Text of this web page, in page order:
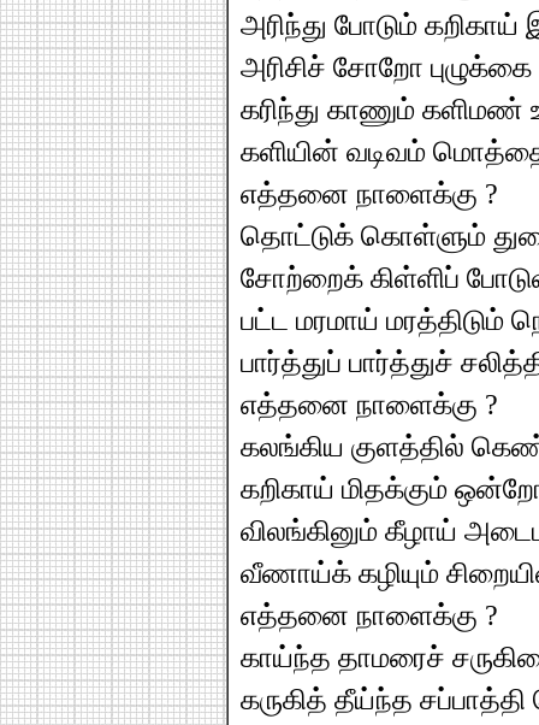
அரிந்து போடும்
அரிசிச் சோறோ
கரிந்து காணும்
களியின் வடிவம்
எத்தனை நாளைக்கு ?
தொட்டுக் கொள்ளும்
சோற்றைக் கிள்ளிப்
பட்ட மரமாய் மரத்திடும்
பார்த்துப் பார்த்துச்
எத்தனை நாளைக்கு ?
கலங்கிய குளத்தில்
கறிகாய் மிதக்கும்
விலங்கினும் கீழாய்
வீணாய்க் கழியும்
எத்தனை நாளைக்கு ?
காய்ந்த தாமரைச்
கருகித் தீய்ந்த சப்பாத்தி